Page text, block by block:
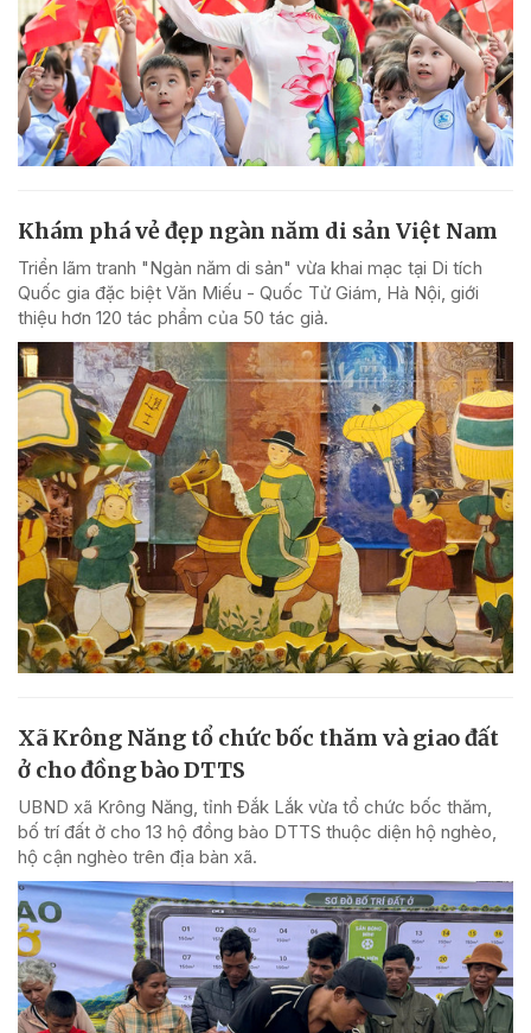
Khám phá vẻ đẹp ngàn năm di sản Việt Nam
Triển lãm tranh "Ngàn năm di sản" vừa khai mạc tại Di tích
Quốc gia đặc biệt Văn Miếu - Quốc Tử Giám, Hà Nội, giới
thiệu hơn 120 tác phẩm của 50 tác giả.
Xã Krông Năng tổ chức bốc thăm và giao đất
ở cho đồng bào DTTS
UBND xã Krông Năng, tỉnh Đắk Lắk vừa tổ chức bốc thăm,
bố trí đất ở cho 13 hộ đồng bào DTTS thuộc diện hộ nghèo,
hộ cận nghèo trên địa bàn xã.